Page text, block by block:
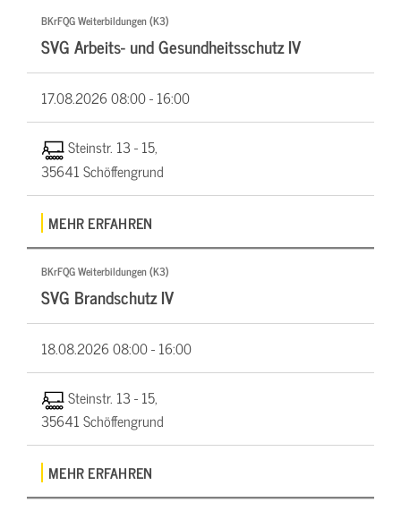
BKrFQG Weiterbildungen (K3)
SVG Arbeits- und Gesundheitsschutz IV
17.08.202608:00 - 16:00
Steinstr. 13 - 15,
35641 Schöffengrund
MEHR ERFAHREN
BKrFQG Weiterbildungen (K3)
SVG Brandschutz IV
18.08.202608:00 - 16:00
Steinstr. 13 - 15,
35641 Schöffengrund
MEHR ERFAHREN